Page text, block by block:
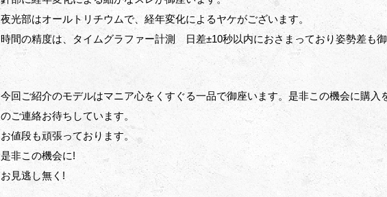
夜光部はオールトリチウムで、経年変化によるヤケがございます。
時間の精度は、タイムグラファー計測 日差±10秒以内におさまっており姿勢差も御
今回ご紹介のモデルはマニア心をくすぐる一品で御座います。是非この機会に購入
のご連絡お待ちしています。
お値段も頑張っております。
是非この機会に!
お見逃し無く!